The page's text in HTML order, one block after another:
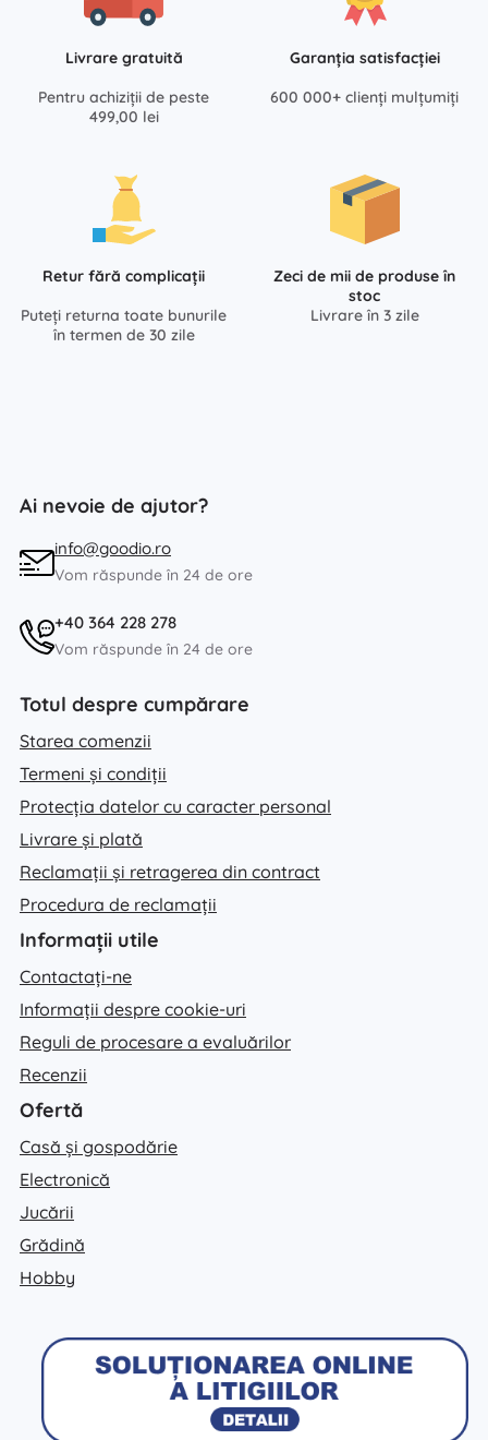
Livrare gratuită
Pentru achiziții de peste
499,00 lei
Garanția satisfacției
600 000+ clienți mulțumiți
Retur fără complicații
Puteți returna toate bunurile
în termen de 30 zile
Zeci de mii de produse în
stoc
Livrare în 3 zile
Ai nevoie de ajutor?
info@goodio.ro
Vom răspunde în 24 de ore
+40 364 228 278
Vom răspunde în 24 de ore
Totul despre cumpărare
Starea comenzii
Termeni și condiții
Protecția datelor cu caracter personal
Livrare și plată
Reclamații și retragerea din contract
Procedura de reclamații
Informații utile
Contactați-ne
Informații despre cookie-uri
Reguli de procesare a evaluărilor
Recenzii
Ofertă
Casă și gospodărie
Electronică
Jucării
Grădină
Hobby